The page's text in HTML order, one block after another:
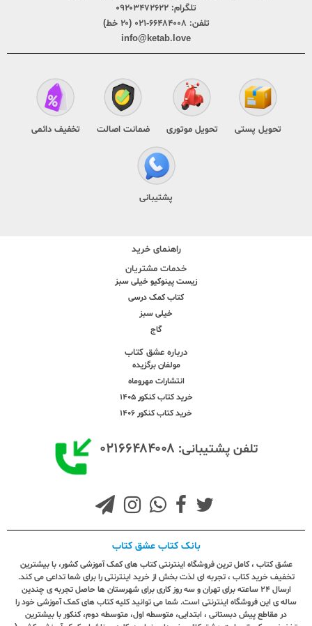
تلگرام: ۰۹۲۰۳۴۷۲۶۲۲
تلفن: ۶۶۴۸۴۰۰۸-۰۲۱ (۲۰ خط)
info@ketab.love
تحویل پستی تحویل موتوری ضمانت اصالت تخفیف دائمی
پشتیبانی
راهنمای خرید
خدمات مشتریان
زیست پینوکیو خیلی سبز
کتاب کمک درسی
خیلی سبز
گاج
درباره عشق کتاب
مولفان برگزیده
انتشارات مهروماه
خرید کتاب کنکور 1405
خرید کتاب کنکور 1406
تلفن پشتیبانی: ۰۲۱۶۶۴۸۴۰۰۸
بانک کتاب عشق کتاب
عشق کتاب ، کامل ترین فروشگاه اینترنتی کتاب های کمک آموزشی کشور، با بیشترین
تخفیف خرید کتاب ، تجربه ای لذت بخش از خرید اینترنتی را برای شما تداعی می کند.
ارسال ٢٤ ساعته برای تهران و سه روز کاری برای شهرستان ها حاصل تجربه ی چندین
ساله ی این فروشگاه اینترنتی است. شما می توانید کلیه کتاب های کمک آموزشی خود را
در مقاطع پیش دبستانی ، ابتدایی، متوسطه اول، متوسطه دوم، کنکور با بیشترین